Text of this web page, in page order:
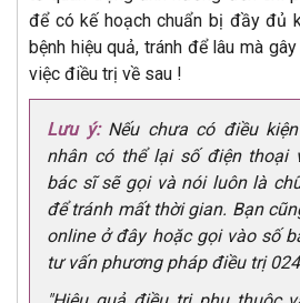
để có kế hoạch chuẩn bị đầy đủ
bệnh hiệu quả, tránh để lâu mà
việc điều trị về sau !
Lưu ý:Nếu chưa có điều
nhân có thể lại số điện thoại
bác sĩ sẽ gọi và nói luôn là
để tránh mất thời gian. Bạn
online ở đây hoặc gọi vào số
tư vấn phương pháp điều trị